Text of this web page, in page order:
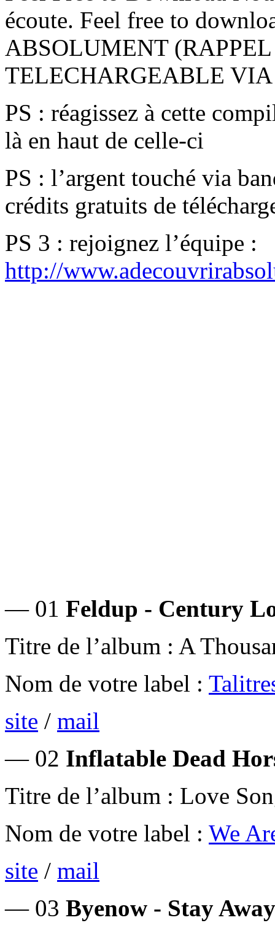
écoute. Feel free to
ABSOLUMENT
TELECHARGEABLE
PS : réagissez à cette
là en haut de celle-ci
PS : l’argent touché via
crédits gratuits de
PS 3 : rejoignez l’équipe :
http://
— 01 Feldup - Century
Titre de l’album : A
Nom de votre label :
site / mail
— 02 Inflatable Dead
Titre de l’album : Love
Nom de votre label : We
site / mail
— 03 Byenow - Stay Away